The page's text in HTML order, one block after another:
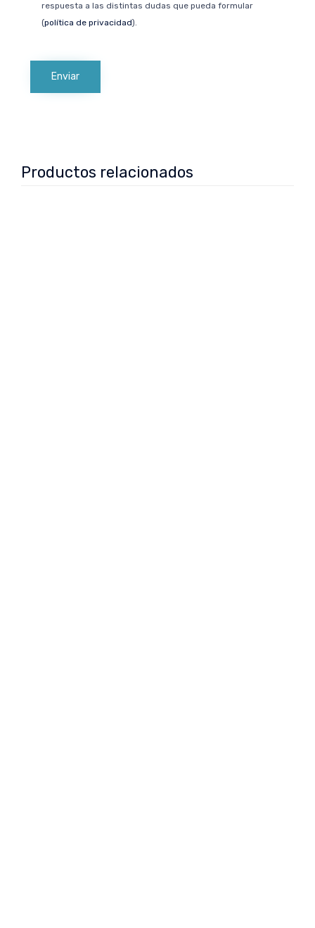
respuesta a las distintas dudas que pueda formular
(política de privacidad).
Productos relacionados